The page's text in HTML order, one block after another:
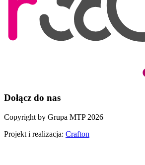
Dołącz do nas
Copyright by Grupa MTP 2026
Projekt i realizacja: Crafton